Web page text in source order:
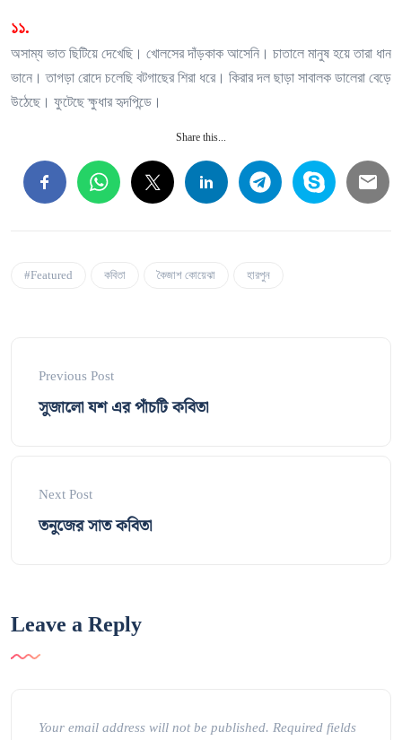
১১.
অসাম্য ভাত ছিটিয়ে দেখেছি। খোলসের দাঁড়কাক আসেনি। চাতালে মানুষ হয়ে তারা ধান
ভানে। তাগড়া রোদে চলেছি বটগাছের শিরা ধরে। কিরার দল ছাড়া সাবালক ডালেরা বেড়ে
উঠেছে। ফুটেছে ক্ষুধার হৃদপিন্ডে।
Share this...
#Featured কবিতা কৈজাশ কোয়েঝা হারপুন
Previous Post
সুজালো যশ এর পাঁচটি কবিতা
Next Post
তনুজের সাত কবিতা
Leave a Reply
Your email address will not be published. Required fields